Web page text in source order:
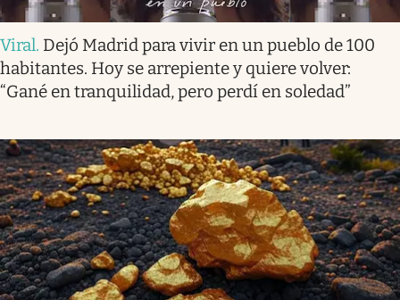
Viral. Dejó Madrid para vivir en un pueblo de 100
habitantes. Hoy se arrepiente y quiere volver:
“Gané en tranquilidad, pero perdí en soledad”